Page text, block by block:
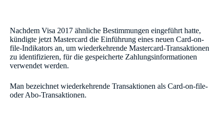
Nachdem Visa 2017 ähnliche Bestimmungen eingeführt hatte,
kündigte jetzt Mastercard die Einführung eines neuen Card-on-
file-Indikators an, um wiederkehrende Mastercard-Transaktionen
zu identifizieren, für die gespeicherte Zahlungsinformationen
verwendet werden.
Man bezeichnet wiederkehrende Transaktionen als Card-on-file-
oder Abo-Transaktionen.